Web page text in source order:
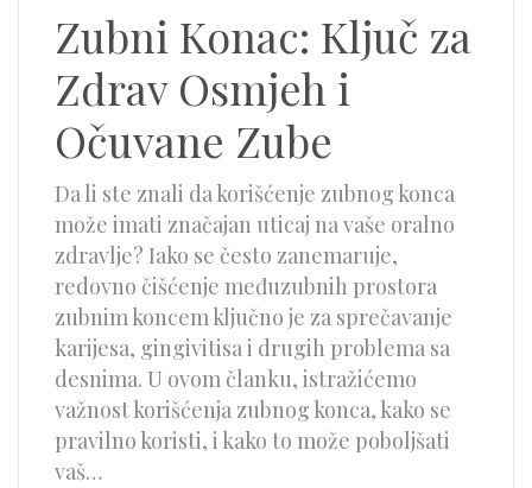
Zubni Konac: Ključ za
Zdrav Osmjeh i
Očuvane Zube
Da li ste znali da korišćenje zubnog konca
može imati značajan uticaj na vaše oralno
zdravlje? Iako se često zanemaruje,
redovno čišćenje međuzubnih prostora
zubnim koncem ključno je za sprečavanje
karijesa, gingivitisa i drugih problema sa
desnima. U ovom članku, istražićemo
važnost korišćenja zubnog konca, kako se
pravilno koristi, i kako to može poboljšati
vaš…